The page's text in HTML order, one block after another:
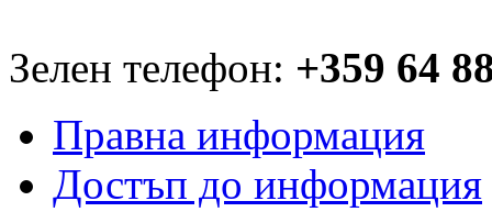
Зелен телефон: +359 64
Правна информация
Достъп до информация